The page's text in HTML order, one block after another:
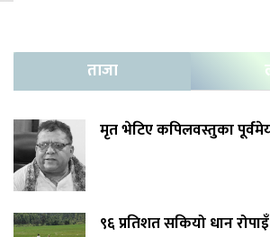
ताजा
मृत भेटिए कपिलवस्तुका
९६ प्रतिशत सकियो धान रोपाइँ